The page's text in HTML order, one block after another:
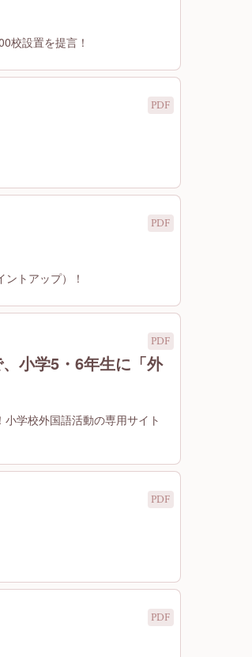
校設置を提言！
トアップ）！
小学5・6年生に「外
学校外国語活動の専用サイト